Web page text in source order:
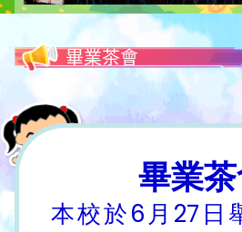
畢業茶會
畢業
本校於6月27日